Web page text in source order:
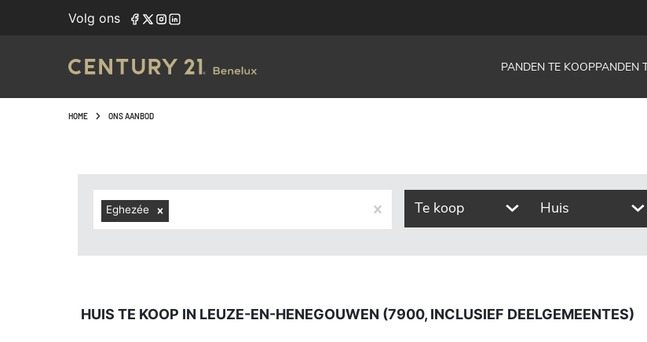
Volg ons
PANDEN TE KOOPPANDEN
HOME ONS AANBOD
Eghezée Te koop Huis
HUIS TE KOOP IN LEUZE-EN-HENEGOUWEN (7900, INCLUSIEF DEELGEMEENTES)
Navigated to Huis te koop in Leuze-en-Henegouwen (7900, inclusief deelgemeentes)